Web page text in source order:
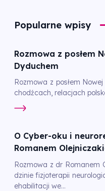
Popularne wpisy
Rozmowa z posłem
Dyduchem
Rozmowa z posłem
chodźcach, relacjach
O Cyber-oku i
Romanem
Rozmowa z dr Romanem
dzinie fizjoterapii
ehabilitacji we...